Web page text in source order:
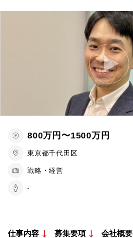
800万円〜1500万円
東京都千代田区
戦略・経営
-
仕事内容 募集要項 会社概要